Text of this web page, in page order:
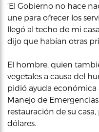
‘El Gobierno no hace
une para ofrecer los
llegó al techo de mi
dijo que habían otras
El hombre, quien
vegetales a causa del
pidió ayuda económica
Manejo de
restauración de su
dólares.